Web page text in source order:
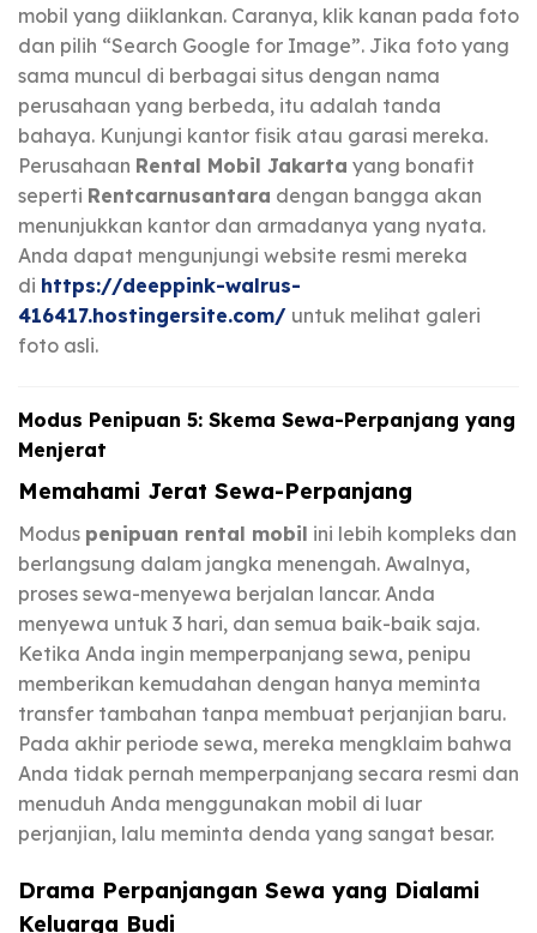
mobil yang diiklankan. Caranya, klik kanan pada foto
dan pilih “Search Google for Image”. Jika foto yang
sama muncul di berbagai situs dengan nama
perusahaan yang berbeda, itu adalah tanda
bahaya. Kunjungi kantor fisik atau garasi mereka.
Perusahaan Rental Mobil Jakarta yang bonafit
seperti Rentcarnusantara dengan bangga akan
menunjukkan kantor dan armadanya yang nyata.
Anda dapat mengunjungi website resmi mereka
di https://deeppink-walrus-
416417.hostingersite.com/ untuk melihat galeri
foto asli.
Modus Penipuan 5: Skema Sewa-Perpanjang yang
Menjerat
Memahami Jerat Sewa-Perpanjang
Modus penipuan rental mobil ini lebih kompleks dan
berlangsung dalam jangka menengah. Awalnya,
proses sewa-menyewa berjalan lancar. Anda
menyewa untuk 3 hari, dan semua baik-baik saja.
Ketika Anda ingin memperpanjang sewa, penipu
memberikan kemudahan dengan hanya meminta
transfer tambahan tanpa membuat perjanjian baru.
Pada akhir periode sewa, mereka mengklaim bahwa
Anda tidak pernah memperpanjang secara resmi dan
menuduh Anda menggunakan mobil di luar
perjanjian, lalu meminta denda yang sangat besar.
Drama Perpanjangan Sewa yang Dialami
Keluarga Budi